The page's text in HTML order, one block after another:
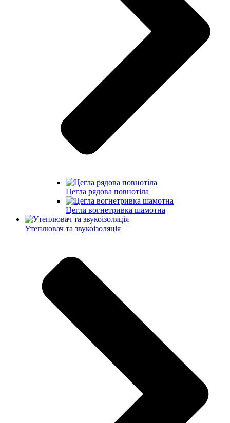
Цегла рядова повнотіла
Цегла вогнетривка шамотна
Утеплювач та звукоізоляція